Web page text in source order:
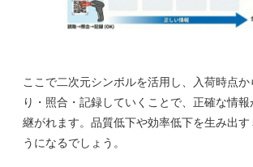
ここで二次元シンボルを活用し、入荷時点か
り・照合・記録していくことで、正確な情報
継がれます。品質低下や効率低下を生み出す
うになるでしょう。